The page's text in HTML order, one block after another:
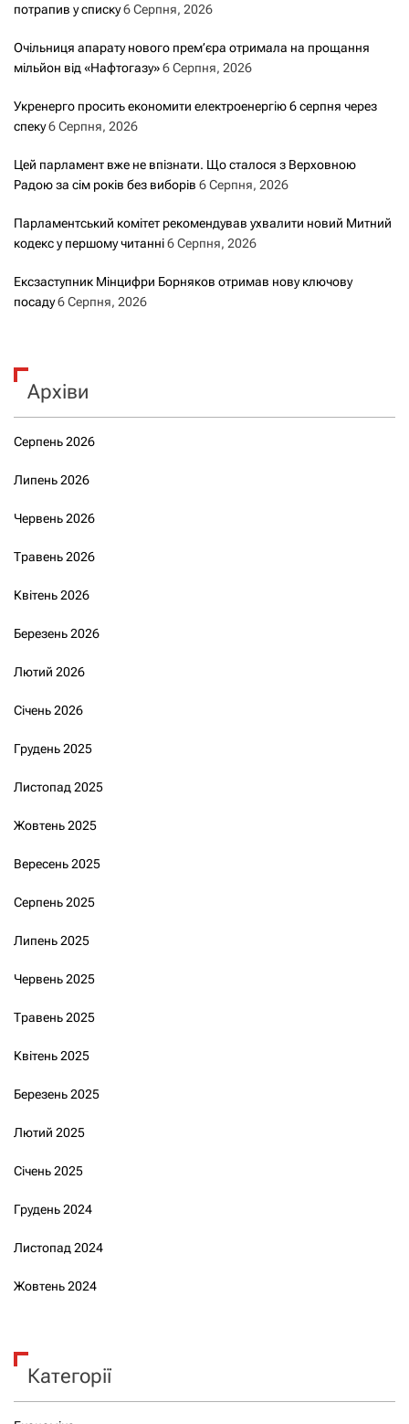
потрапив у списку6 Серпня, 2026
Очільниця апарату нового прем’єра отримала на прощання
мільйон від «Нафтогазу»6 Серпня, 2026
Укренерго просить економити електроенергію 6 серпня через
спеку6 Серпня, 2026
Цей парламент вже не впізнати. Що сталося з Верховною
Радою за сім років без виборів 6 Серпня, 2026
Парламентський комітет рекомендував ухвалити новий Митний
кодекс у першому читанні6 Серпня, 2026
Ексзаступник Мінцифри Борняков отримав нову ключову
посаду6 Серпня, 2026
Архіви
Серпень 2026
Липень 2026
Червень 2026
Травень 2026
Квітень 2026
Березень 2026
Лютий 2026
Січень 2026
Грудень 2025
Листопад 2025
Жовтень 2025
Вересень 2025
Серпень 2025
Липень 2025
Червень 2025
Травень 2025
Квітень 2025
Березень 2025
Лютий 2025
Січень 2025
Грудень 2024
Листопад 2024
Жовтень 2024
Категорії